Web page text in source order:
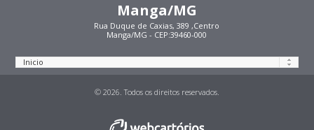
Manga/MG
Rua Duque de Caxias, 389 ,Centro
Manga/MG - CEP:39460-000
© 2026. Todos os direitos reservados.